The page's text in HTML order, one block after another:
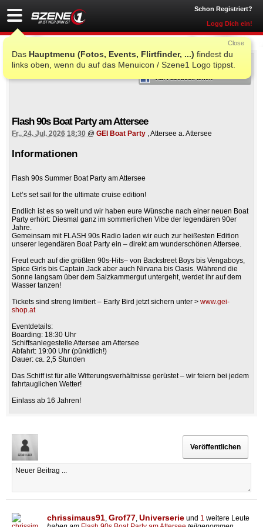
Schon Registriert?
Logg Dich ein!
Das Hauptmenu (Fotos, Events, Flirtfinder, ...) findest du
links oben, wenn du auf das Menuicon / Szene1 Logo tippst.
Close
ICH WAR AUCH DORT
Auf Facebook teilen
Flash 90s Boat Party am Attersee
Fr., 24. Jul. 2026 18:30 @ GEI Boat Party , Attersee a. Attersee
Informationen
Flash 90s Summer Boat Party am Attersee
Let’s set sail for the ultimate cruise edition!
Endlich ist es so weit und wir haben eure Wünsche nach einer neuen Boat
Party erhört: Diesmal ganz im sommerlichen Vibe der legendären 90er
Jahre.
Gemeinsam mit FLASH 90s Radio laden wir euch zur heißesten Edition
unserer legendären Boat Party ein – direkt am wunderschönen Attersee.
Freut euch auf die größten 90s-Hits– von Backstreet Boys bis Vengaboys,
Spice Girls bis Captain Jack aber auch Nirvana bis Oasis. Während die
Sonne langsam über dem Salzkammergut untergeht, werdet ihr auf dem
Wasser tanzen!
Tickets sind streng limitiert – Early Bird jetzt sichern unter > www.gei-
shop.at
Eventdetails:
Boarding: 18:30 Uhr
Schiffsanlegestelle Attersee am Attersee
Abfahrt: 19:00 Uhr (pünktlich!)
Dauer: ca. 2,5 Stunden
Das Schiff ist für alle Witterungsverhältnisse gerüstet – wir feiern bei jedem
fahrtauglichen Wetter!
Einlass ab 16 Jahren!
chrissimaus91 Grof77 Universerie und 1 weitere Leute